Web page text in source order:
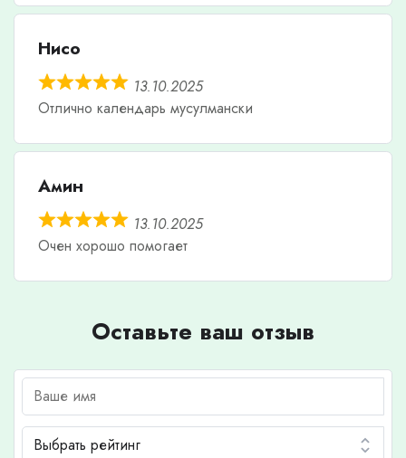
Нисо
13.10.2025
Отлично календарь мусулмански
Амин
13.10.2025
Очен хорошо помогает
Оставьте ваш отзыв